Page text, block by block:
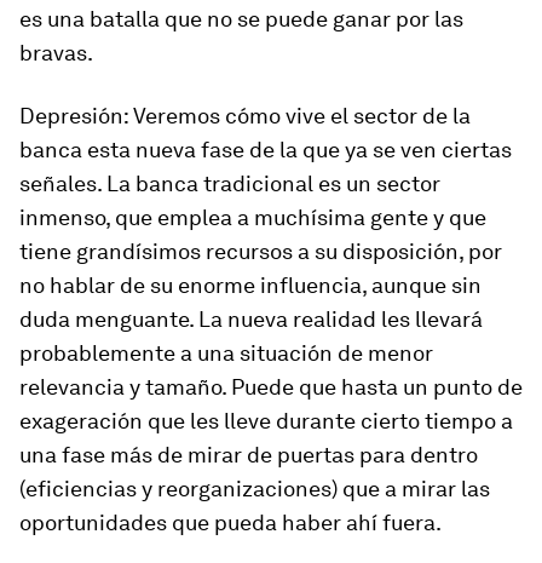
es una batalla que no se puede ganar por las
bravas.
Depresión:Veremos cómo vive el sector de la
banca esta nueva fase de la que ya se ven ciertas
señales. La banca tradicional es un sector
inmenso, que emplea a muchísima gente y que
tiene grandísimos recursos a su disposición, por
no hablar de su enorme influencia, aunque sin
duda menguante. La nueva realidad les llevará
probablemente a una situación de menor
relevancia y tamaño. Puede que hasta un punto de
exageración que les lleve durante cierto tiempo a
una fase más de mirar de puertas para dentro
(eficiencias y reorganizaciones) que a mirar las
oportunidades que pueda haber ahí fuera.